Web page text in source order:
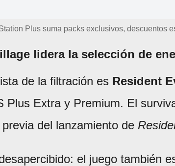
Plus suma packs exclusivos, descuentos
lidera la selección de
de la filtración es Resident
Plus Extra y Premium. El
del lanzamiento de
el juego también